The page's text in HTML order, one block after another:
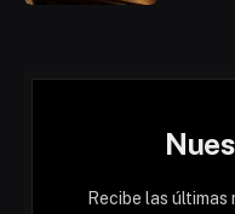
Recibe las últimas